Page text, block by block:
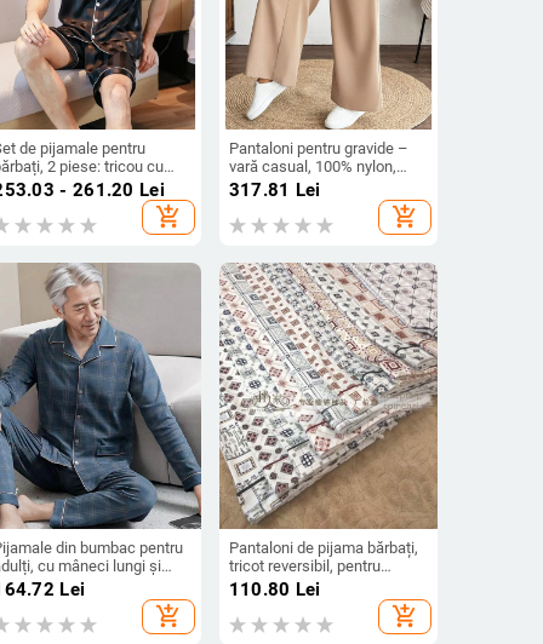
de pijamale pentru
2 piese: tricou cu
scurtă și șorturi
subțiri în dungi, material Half
conținut de bumbac
- 261.20 Lei
add_shopping_cart
Pantaloni pentru gravide –
vară casual, 100% nylon,
senzație premium
317.81 Lei
add_shopping_cart
din bumbac pentru
cu mâneci lungi și
100% bumbac, stil
Lei
add_shopping_cart
Pantaloni de pijama bărbați,
tricot reversibil, pentru
primăvară, toamnă și iarnă,
lungi pentru acasă, casual,
cu modele diverse
110.80 Lei
add_shopping_cart